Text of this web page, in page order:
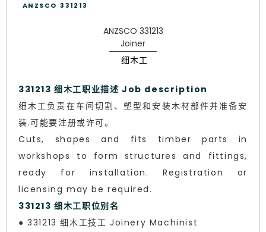
ANZSCO 331213
ANZSCO 331213
Joiner
细木工
331213 细木工职业描述 Job description
细木工负责在车间切割、塑型和安装木材部件并准备安
装.可能要注册或许可。
Cuts, shapes and fits timber parts in
workshops to form structures and fittings,
ready for installation. Registration or
licensing may be required.
331213 细木工职位别名
● 331213 细木工技工 Joinery Machinist